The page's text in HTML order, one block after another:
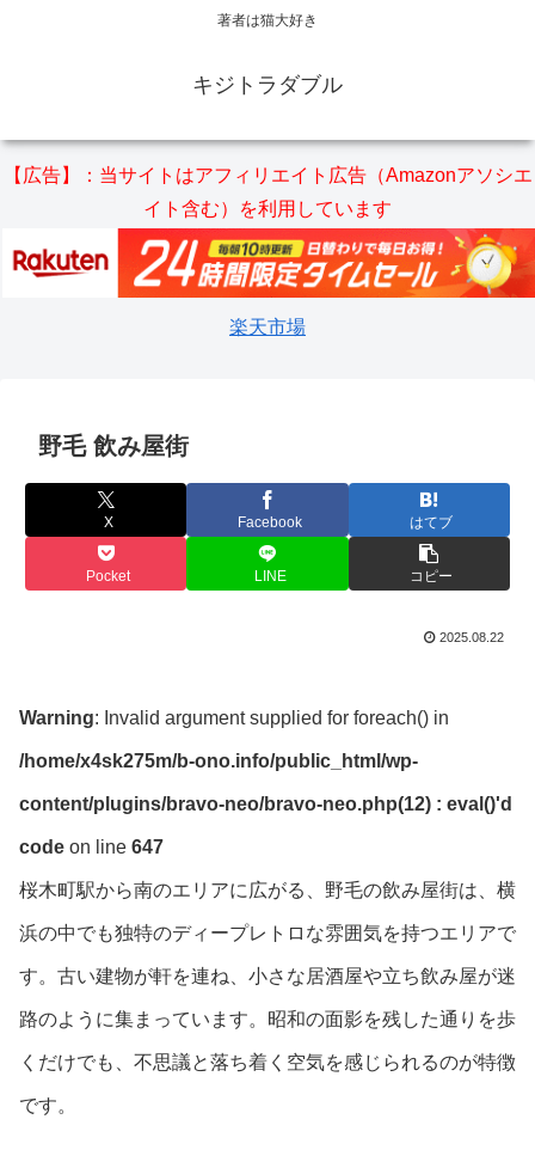
著者は猫大好き
キジトラダブル
【広告】：当サイトはアフィリエイト広告（Amazonアソシエ
イト含む）を利用しています
楽天市場
野毛 飲み屋街
X Facebook はてブ
Pocket LINE コピー
2025.08.22
Warning: Invalid argument supplied for foreach() in
/home/x4sk275m/b-ono.info/public_html/wp-
content/plugins/bravo-neo/bravo-neo.php(12) : eval()'d
code on line 647
桜木町駅から南のエリアに広がる、野毛の飲み屋街は、横
浜の中でも独特のディープレトロな雰囲気を持つエリアで
す。古い建物が軒を連ね、小さな居酒屋や立ち飲み屋が迷
路のように集まっています。昭和の面影を残した通りを歩
くだけでも、不思議と落ち着く空気を感じられるのが特徴
です。